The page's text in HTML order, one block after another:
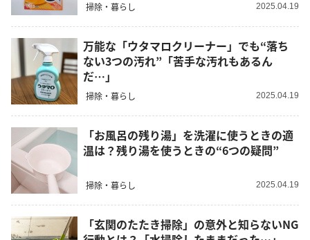
掃除・暮らし 2025.04.19
万能な「ウタマロクリーナー」でも“落ち
ない3つの汚れ”「苦手な汚れもあるん
だ…」
掃除・暮らし 2025.04.19
「お風呂の残り湯」を洗濯に使うときの適
温は？残り湯を使うときの“6つの疑問”
掃除・暮らし 2025.04.19
「玄関のたたき掃除」の意外と知らないNG